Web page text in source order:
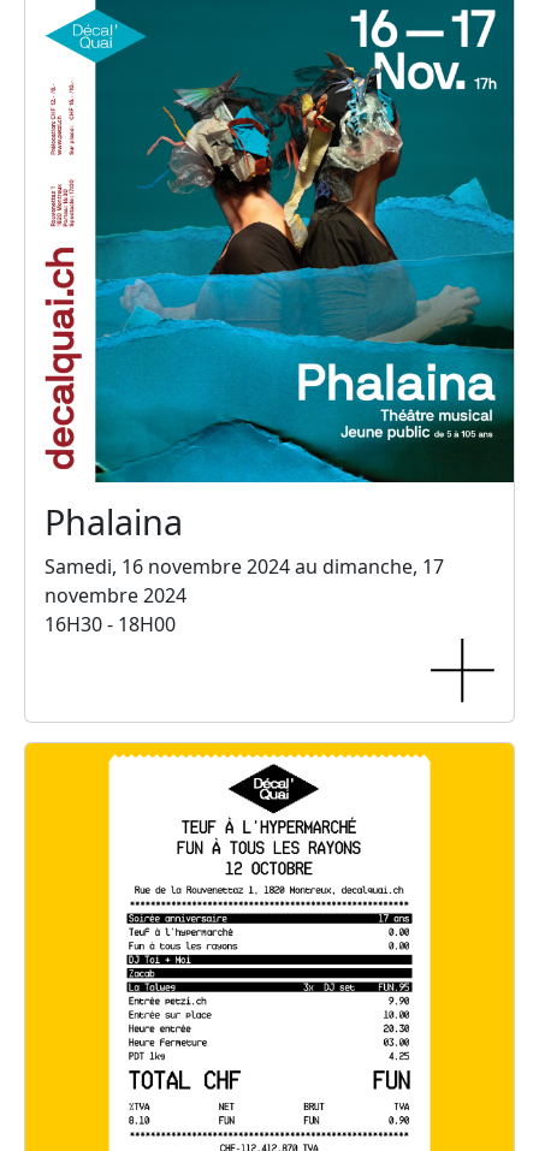
Phalaina
Samedi, 16 novembre 2024 au dimanche, 17
novembre 2024
16H30 - 18H00